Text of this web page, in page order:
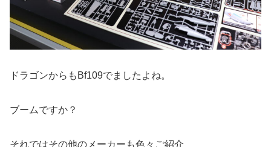
ドラゴンからもBf109でましたよね。
ブームですか？
それではその他のメーカーも色々ご紹介